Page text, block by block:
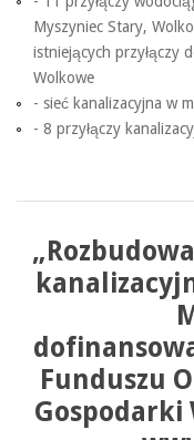
Myszyniec Stary,
istniejących przyłączy
Wolkowe
- sieć kanalizacyjna w
- 8 przyłączy
Funduszu
Gospodarki